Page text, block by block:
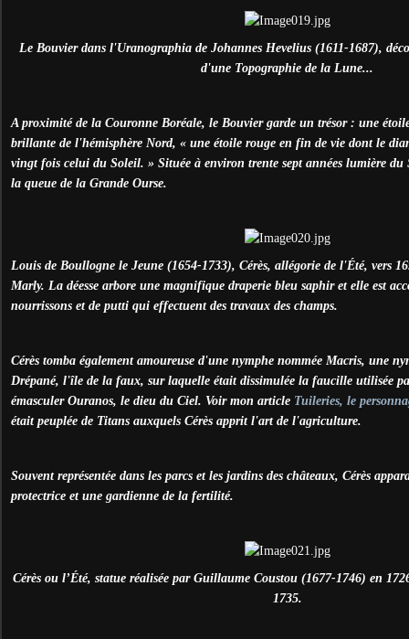
Le Bouvier dans l'Uranographia de Johannes Hevelius (1611-1687),
d'une Topographie de la Lune...
A proximité de la Couronne Boréale, le Bouvier garde un trésor : une
brillante de l'hémisphère Nord, « une étoile rouge en fin de vie dont le
vingt fois celui du Soleil. » Située à environ trente sept années lumière
la queue de la Grande Ourse.
Louis de Boullogne le Jeune (1654-1733), Cérès, allégorie de l'Été, vers
Marly. La déesse arbore une magnifique draperie bleu saphir et elle est
nourrissons et de putti qui effectuent des travaux des champs.
Cérès tomba également amoureuse d'une nymphe nommée Macris, une
Drépané, l'île de la faux, sur laquelle était dissimulée la faucille utilisée
émasculer Ouranos, le dieu du Ciel. Voir mon article Tuileries, le
était peuplée de Titans auxquels Cérès apprit l'art de l'agriculture.
Souvent représentée dans les parcs et les jardins des châteaux, Cérès
protectrice et une gardienne de la fertilité.
Cérès ou l’Été, statue réalisée par Guillaume Coustou (1677-1746) en
1735.